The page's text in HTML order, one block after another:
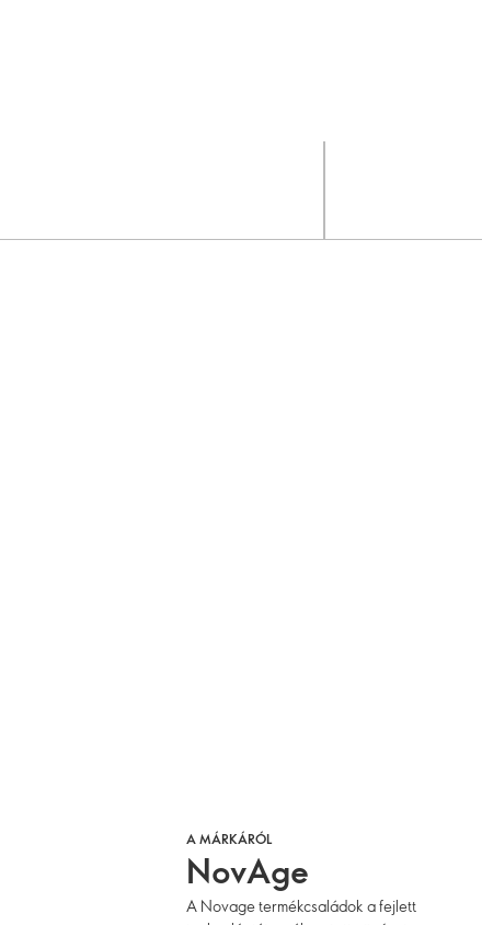
A MÁRKÁRÓL
NovAge
A Novage termékcsaládok a fejlett